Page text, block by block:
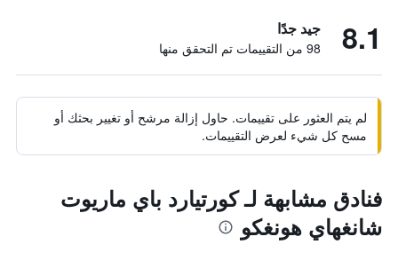
8.1 جيد جدًا
98 من التقييمات تم التحقق منها
لم يتم العثور على تقييمات. حاول إزالة مرشح أو تغيير بحثك أو
مسح كل شيء لعرض التقييمات.
فنادق مشابهة لـ كورتيارد باي ماريوت
شانغهاي هونغكو